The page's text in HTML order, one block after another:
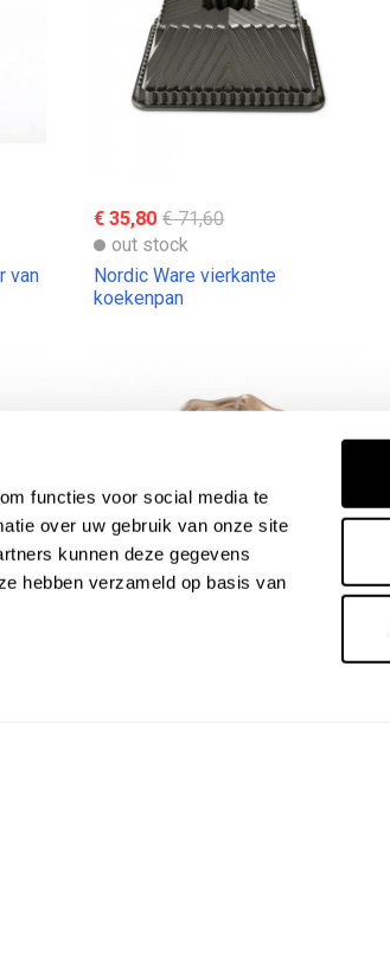
functies voor social media te
over uw gebruik van onze site
kunnen deze gegevens
hebben verzameld op basis van
van
€ 35,80 € 71,60
out stock
Nordic Ware vierkante
koekenpan